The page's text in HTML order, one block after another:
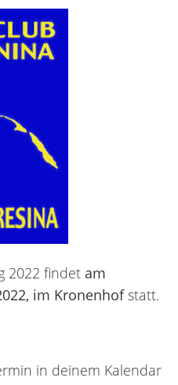
2022 findet am
im Kronenhofstatt.
in deinem Kalendar